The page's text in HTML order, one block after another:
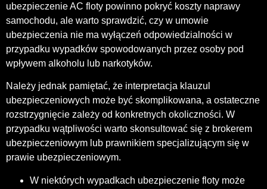
ubezpieczenie AC floty powinno pokryć koszty naprawy
samochodu, ale warto sprawdzić, czy w umowie
ubezpieczenia nie ma wyłączeń odpowiedzialności w
przypadku wypadków spowodowanych przez osoby pod
wpływem alkoholu lub narkotyków.
Należy jednak pamiętać, że interpretacja klauzul
ubezpieczeniowych może być skomplikowana, a ostateczne
rozstrzygnięcie zależy od konkretnych okoliczności. W
przypadku wątpliwości warto skonsultować się z brokerem
ubezpieczeniowym lub prawnikiem specjalizującym się w
prawie ubezpieczeniowym.
W niektórych wypadkach ubezpieczenie floty może